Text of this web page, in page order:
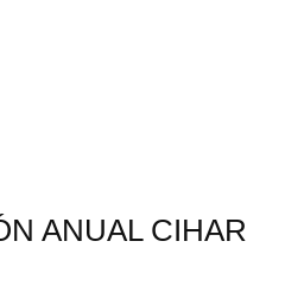
ANUAL CIHAR